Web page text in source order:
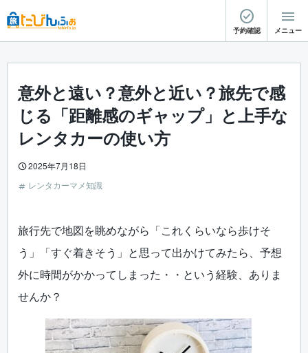
予約確認 メニュー
意外と遠い？意外と近い？旅先で感
じる「距離感のギャップ」と上手な
レンタカーの使い方
2025年7月18日
レンタカーマメ知識
旅行先で地図を眺めながら「これくらいなら歩けそ
う」「すぐ着きそう」と思って出かけてみたら、予想
外に時間がかかってしまった・・という経験、ありま
せんか？